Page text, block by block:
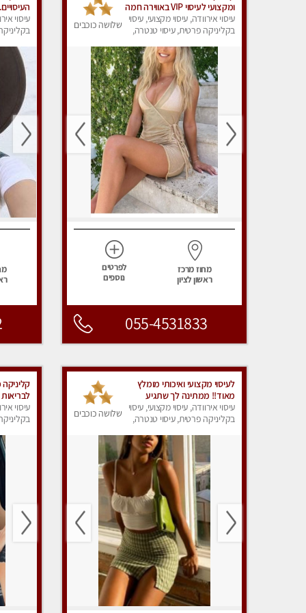
ומקצועי לעיסוי VIP באווירה חמה
ונעימה מומלץ ביותר! חוויה
מפנקת מאוד ... ללא מין !!
עיסוי אירוודה, עיסוי מקצועי, עיסוי
בקליניקה פרטית, עיסוי טנטרה,
שלושה כוכבים
מחוז מרכז
ראשון לציון
לפרטים
נוספים
055-4531833
ואיכותי
עיסוי
לעיסוי מקצועי ואיכותי מומלץ
מאוד!! ממתינה לך שתגיע
מעסה פרטית בוא ותבין מזה עיסוי
מפנק … ❤️
עיסוי אירוודה, עיסוי מקצועי, עיסוי
בקליניקה פרטית, עיסוי טנטרה,
שלושה כוכבים
קליניקה
עיסוי